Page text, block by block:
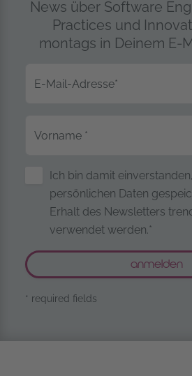
News über Software
Practices und
montags in Deinem E-
E-Mail-Adresse*
Vorname *
Sicherung
Ich bin damit
persönlichen Daten
Erhalt des Newsletters
verwendet werden.*
* required fields